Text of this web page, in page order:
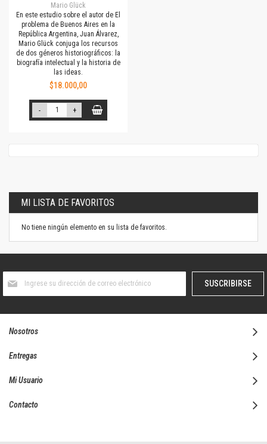
Mario Glück
En este estudio sobre el autor de El
problema de Buenos Aires en la
República Argentina, Juan Álvarez,
Mario Glück conjuga los recursos
de dos géneros historiográficos: la
biografía intelectual y la historia de
las ideas.
$18.000,00
- +
MI LISTA DE FAVORITOS
No tiene ningún elemento en su lista de favoritos.
boletín
SUSCRIBIRSE
Nosotros
Entregas
Mi Usuario
Contacto